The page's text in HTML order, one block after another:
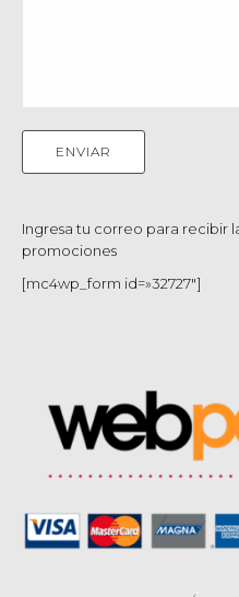
Ingresa tu correo para recibir
promociones
[mc4wp_form id=»32727″]